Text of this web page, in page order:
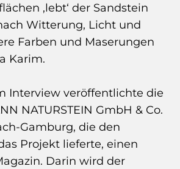
‚lebt‘ der Sandstein
Witterung, Licht und
Farben und Maserungen
Karim.
Interview veröffentlichte die
NATURSTEIN GmbH & Co.
Gamburg, die den
Projekt lieferte, einen
Darin wird der